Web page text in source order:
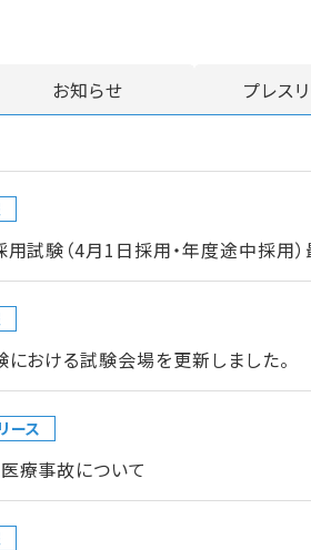
お知らせ プレス
試験（4月1日採用・年度途中採用
おける試験会場を更新しました。
ース
療事故について